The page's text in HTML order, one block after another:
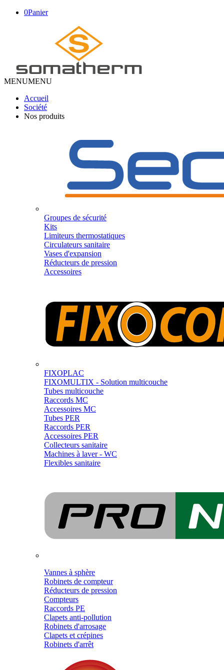
0Panier
MENUMENU
Accueil
Société
Nos produits
Groupes de sécurité
Kits
Limiteurs thermostatiques
Circulateurs sanitaire
Vases d'expansion
Réducteurs de pression
Accessoires
FIXOPLAC
FIXOMULTIX - Solution multicouche
Tubes multicouche
Raccords MC
Accessoires MC
Tubes PER
Raccords PER
Accessoires PER
Collecteurs sanitaire
Machines à laver - WC
Flexibles sanitaire
Vannes à sphère
Robinets de compteur
Réducteurs de pression
Compteurs
Raccords PE
Clapets anti-pollution
Robinets d'arrosage
Clapets et crépines
Robinets d'arrêt